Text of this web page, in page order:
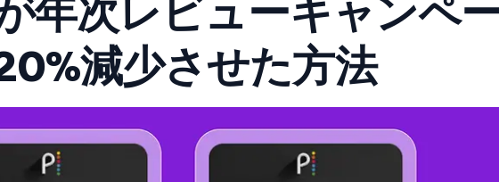
年次レビューキャンペ
減少させた方法